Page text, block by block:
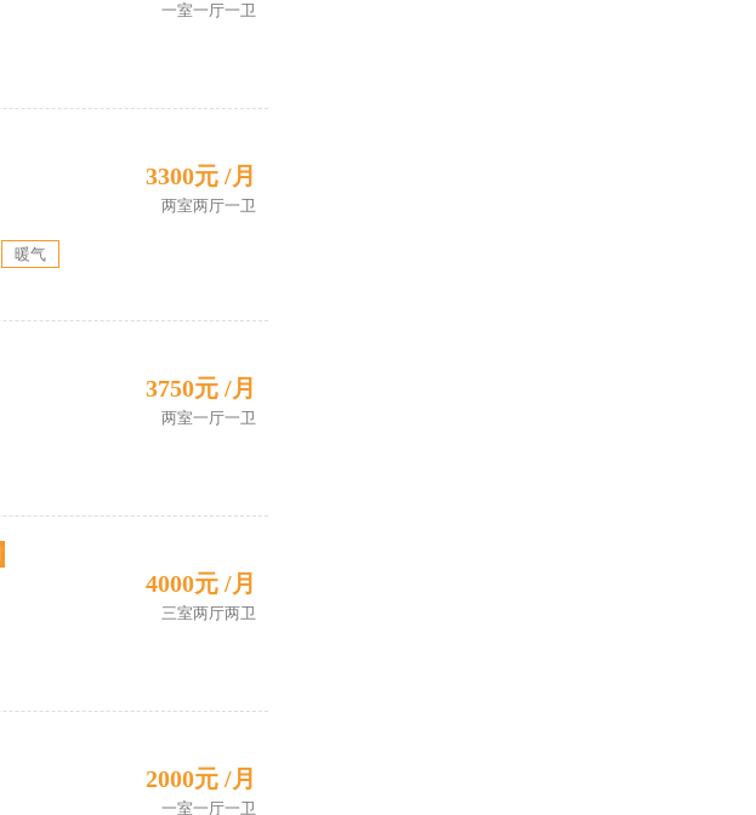
一室一厅一卫
暖气
3300元 /月
两室两厅一卫
3750元 /月
两室一厅一卫
4000元 /月
三室两厅两卫
2000元 /月
一室一厅一卫